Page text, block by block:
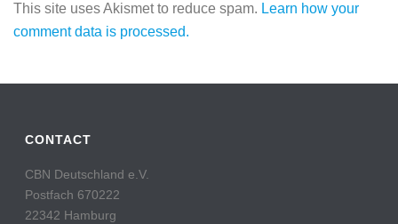
This site uses Akismet to reduce spam. Learn how your
comment data is processed.
CONTACT
CBN Deutschland e.V.
Postfach 670222
22342 Hamburg